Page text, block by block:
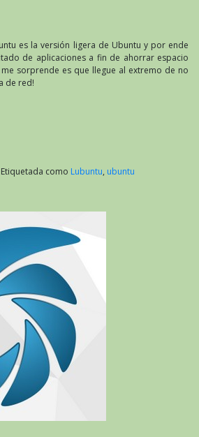
es la versión ligera de Ubuntu y por ende
de aplicaciones a fin de ahorrar espacio
sorprende es que llegue al extremo de no
de red!
Etiquetada como Lubuntu, ubuntu